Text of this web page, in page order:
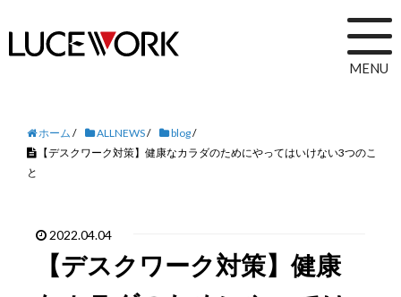
MENU
ホーム / ALLNEWS/ blog/
【デスクワーク対策】健康なカラダのためにやってはいけない3つのこ
と
2022.04.04
【デスクワーク対策】健康